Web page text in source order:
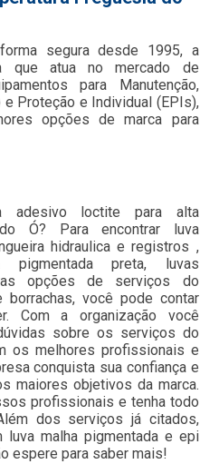
segura desde 1995, a
que atua no mercado de
para Manutenção,
e Proteção e Individual (EPIs),
opções de marca para
adesivo loctite para alta
Ó? Para encontrar luva
hidraulica e registros ,
pigmentada preta, luvas
opções de serviços do
você pode contar
Com a organização você
sobre os serviços do
os melhores profissionais e
conquista sua confiança e
maiores objetivos da marca.
profissionais e tenha todo
dos serviços já citados,
luva malha pigmentada e epi
espere para saber mais!